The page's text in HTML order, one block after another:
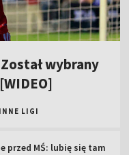
wybrany
INNE LIGI
przed MŚ: lubię się tam